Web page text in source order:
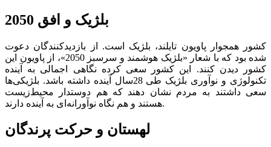
بلژیک و افق 2050
کشور همجوار پاویون تایلند، بلژیک است. از بازدیدکنندگان دعوت
شده بود که با شعار «بلژیک هوشمند و سرسبز 2050»، از پاویون این
کشور دیدن کنند. این کشور سعی کرده نگاهی اجمالی به آینده
تکنولوژی و نوآوری بلژیک طی 28سال آینده داشته باشد. بلژیکی‌ها
سعی داشتند به مردم نشان دهند که هم دوستدار محیط‌زیست
هستند و هم نگاه نوآورانه‌ای به آینده دارند.
لهستان و حرکت پرندگان